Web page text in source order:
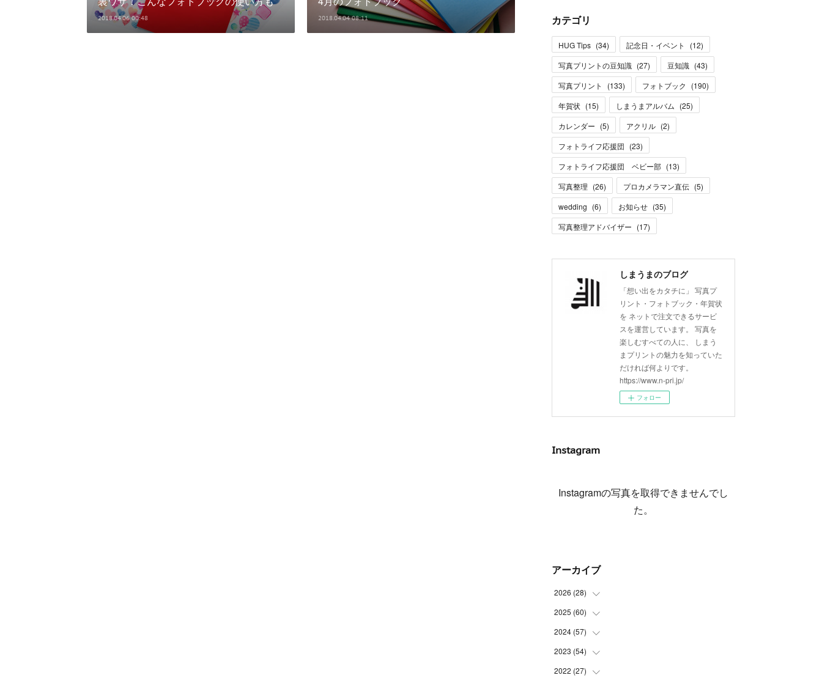
2018.04.06 00:48 2018.04.04 08:11 カテゴリ
HUG Tips (34) 記念日・イベント (12)
写真プリントの豆知識 (27) 豆知識 (43)
写真プリント
(133) フォトブック (190)
年賀状 (15) しまうまアルバム (25)
カレンダー (5) アクリル (2)
フォトライフ応援団 (23)
フォトライフ応援団 ベビー部 (13)
写真整理 (26) プロカメラマン直伝 (5)
wedding (6) お知らせ (35)
写真整理アドバイザー (17)
しまうまのブログ
「想い出をカタチに」 写真プ
リント・フォトブック・年賀状
を ネットで注文できるサービ
スを運営しています。 写真を
楽しむすべての人に、 しまう
まプリントの魅力を知っていた
だければ何よりです。
https://www.n-pri.jp/
フォロー
Instagram
Instagramの写真を取得できませんでし
た。
アーカイブ
2026 (28)
(4
(3
(7
(6
2025 (60)
(3
(3
(3
2024 (57)
(4
(5
2023 (54)
(6
2022 (27)